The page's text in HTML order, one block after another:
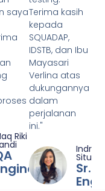
saya
Riki
Terima kasih
kepada
SQUADAP,
IDSTB, dan Ibu
Mayasari
Verlina atas
dukungannya
dalam
perjalanan
ini."
Indri
Sr.